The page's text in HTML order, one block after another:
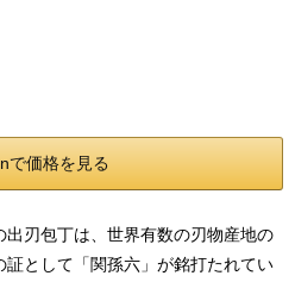
で価格を見る
刃包丁は、世界有数の刃物産地の
として「関孫六」が銘打たれてい